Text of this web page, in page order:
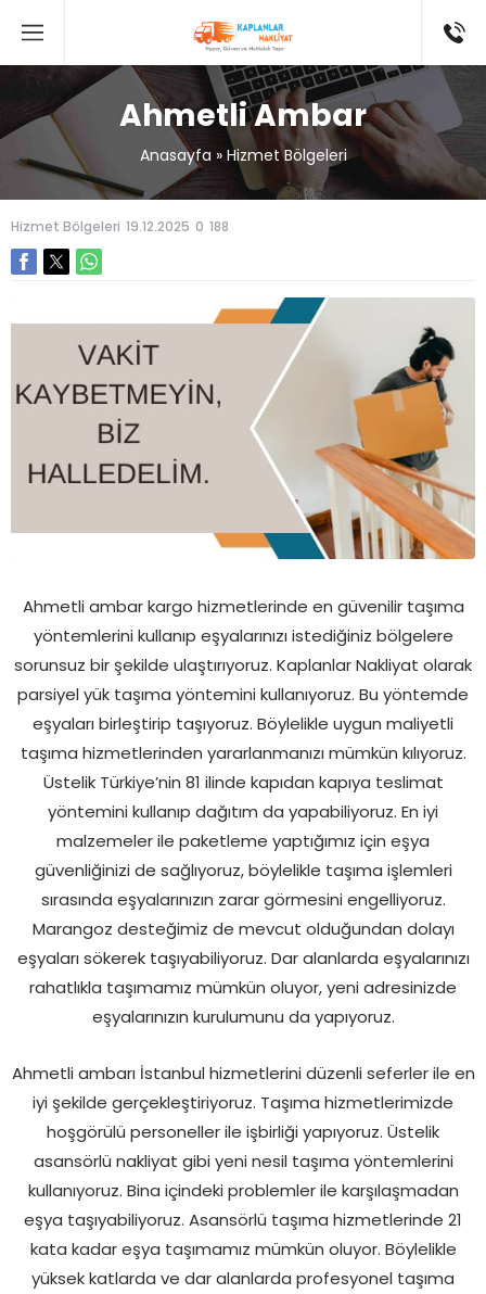
Ahmetli Ambar
Anasayfa » Hizmet Bölgeleri
Hizmet Bölgeleri 19.12.2025 0 188
Ahmetli ambar kargo hizmetlerinde en güvenilir taşıma
yöntemlerini kullanıp eşyalarınızı istediğiniz bölgelere
sorunsuz bir şekilde ulaştırıyoruz. Kaplanlar Nakliyat olarak
parsiyel yük taşıma yöntemini kullanıyoruz. Bu yöntemde
eşyaları birleştirip taşıyoruz. Böylelikle uygun maliyetli
taşıma hizmetlerinden yararlanmanızı mümkün kılıyoruz.
Üstelik Türkiye’nin 81 ilinde kapıdan kapıya teslimat
yöntemini kullanıp dağıtım da yapabiliyoruz. En iyi
malzemeler ile paketleme yaptığımız için eşya
güvenliğinizi de sağlıyoruz, böylelikle taşıma işlemleri
sırasında eşyalarınızın zarar görmesini engelliyoruz.
Marangoz desteğimiz de mevcut olduğundan dolayı
eşyaları sökerek taşıyabiliyoruz. Dar alanlarda eşyalarınızı
rahatlıkla taşımamız mümkün oluyor, yeni adresinizde
eşyalarınızın kurulumunu da yapıyoruz.
Ahmetli ambarı İstanbul hizmetlerini düzenli seferler ile en
iyi şekilde gerçekleştiriyoruz. Taşıma hizmetlerimizde
hoşgörülü personeller ile işbirliği yapıyoruz. Üstelik
asansörlü nakliyat gibi yeni nesil taşıma yöntemlerini
kullanıyoruz. Bina içindeki problemler ile karşılaşmadan
eşya taşıyabiliyoruz. Asansörlü taşıma hizmetlerinde 21
kata kadar eşya taşımamız mümkün oluyor. Böylelikle
yüksek katlarda ve dar alanlarda profesyonel taşıma